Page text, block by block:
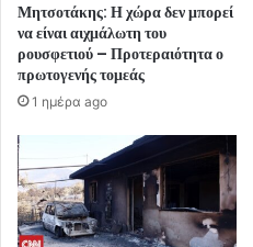
Μητσοτάκης: Η χώρα δεν μπορεί
να είναι αιχμάλωτη του
ρουσφετιού – Προτεραιότητα ο
πρωτογενής τομεάς
1 ημέρα ago